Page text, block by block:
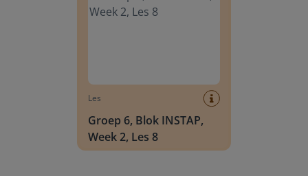
Les
Groep 6, Blok INSTAP,
Week 2, Les 8